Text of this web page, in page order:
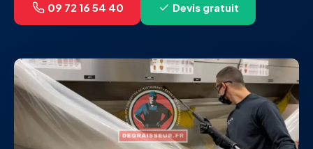
09 72 16 54 40 Devis gratuit